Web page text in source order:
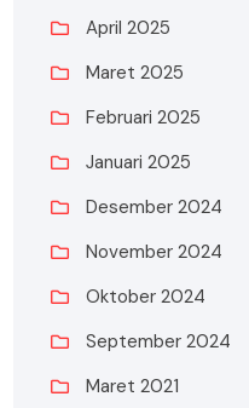
April 2025
Maret 2025
Februari 2025
Januari 2025
Desember 2024
November 2024
Oktober 2024
September 2024
Maret 2021